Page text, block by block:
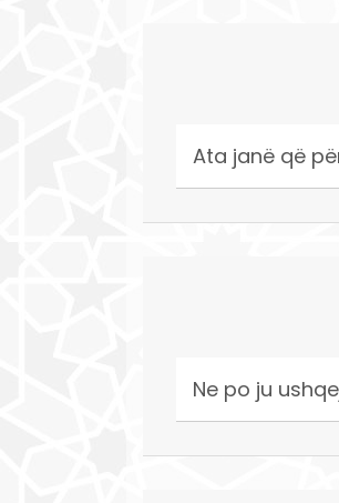
Ata janë që
Ne po ju